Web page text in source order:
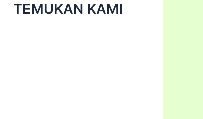
TEMUKAN KAMI